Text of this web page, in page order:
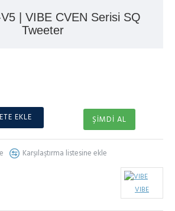
| VIBE CVEN Serisi SQ
Tweeter
VIBE
EKLE ŞIMDI AL
Karşılaştırma listesine ekle